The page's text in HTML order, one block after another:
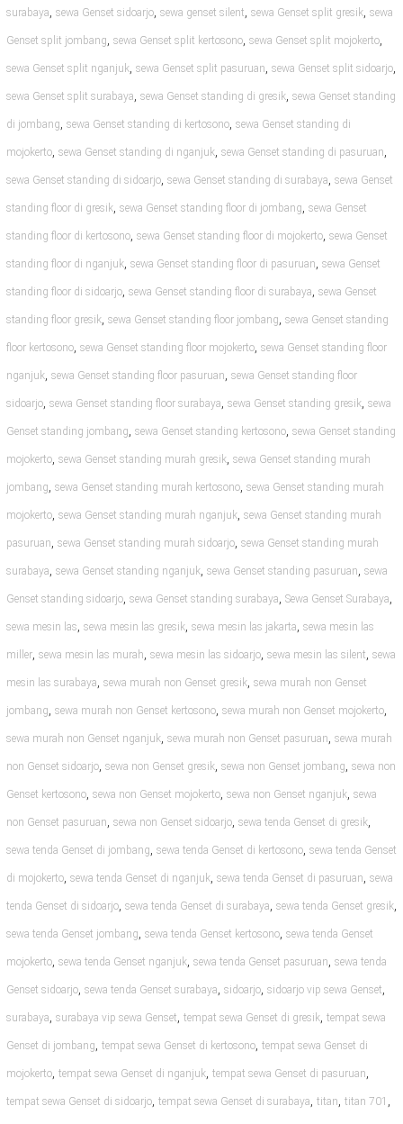
surabaya, sewa Genset sidoarjo, sewa genset silent, sewa Genset split gresik, sewa
Genset split jombang, sewa Genset split kertosono, sewa Genset split mojokerto,
sewa Genset split nganjuk, sewa Genset split pasuruan, sewa Genset split sidoarjo,
sewa Genset split surabaya, sewa Genset standing di gresik, sewa Genset standing
di jombang, sewa Genset standing di kertosono, sewa Genset standing di
mojokerto, sewa Genset standing di nganjuk, sewa Genset standing di pasuruan,
sewa Genset standing di sidoarjo, sewa Genset standing di surabaya, sewa Genset
standing floor di gresik, sewa Genset standing floor di jombang, sewa Genset
standing floor di kertosono, sewa Genset standing floor di mojokerto, sewa Genset
standing floor di nganjuk, sewa Genset standing floor di pasuruan, sewa Genset
standing floor di sidoarjo, sewa Genset standing floor di surabaya, sewa Genset
standing floor gresik, sewa Genset standing floor jombang, sewa Genset standing
floor kertosono, sewa Genset standing floor mojokerto, sewa Genset standing floor
nganjuk, sewa Genset standing floor pasuruan, sewa Genset standing floor
sidoarjo, sewa Genset standing floor surabaya, sewa Genset standing gresik, sewa
Genset standing jombang, sewa Genset standing kertosono, sewa Genset standing
mojokerto, sewa Genset standing murah gresik, sewa Genset standing murah
jombang, sewa Genset standing murah kertosono, sewa Genset standing murah
mojokerto, sewa Genset standing murah nganjuk, sewa Genset standing murah
pasuruan, sewa Genset standing murah sidoarjo, sewa Genset standing murah
surabaya, sewa Genset standing nganjuk, sewa Genset standing pasuruan, sewa
Genset standing sidoarjo, sewa Genset standing surabaya, Sewa Genset Surabaya,
sewa mesin las, sewa mesin las gresik, sewa mesin las jakarta, sewa mesin las
miller, sewa mesin las murah, sewa mesin las sidoarjo, sewa mesin las silent, sewa
mesin las surabaya, sewa murah non Genset gresik, sewa murah non Genset
jombang, sewa murah non Genset kertosono, sewa murah non Genset mojokerto,
sewa murah non Genset nganjuk, sewa murah non Genset pasuruan, sewa murah
non Genset sidoarjo, sewa non Genset gresik, sewa non Genset jombang, sewa non
Genset kertosono, sewa non Genset mojokerto, sewa non Genset nganjuk, sewa
non Genset pasuruan, sewa non Genset sidoarjo, sewa tenda Genset di gresik,
sewa tenda Genset di jombang, sewa tenda Genset di kertosono, sewa tenda Genset
di mojokerto, sewa tenda Genset di nganjuk, sewa tenda Genset di pasuruan, sewa
tenda Genset di sidoarjo, sewa tenda Genset di surabaya, sewa tenda Genset gresik,
sewa tenda Genset jombang, sewa tenda Genset kertosono, sewa tenda Genset
mojokerto, sewa tenda Genset nganjuk, sewa tenda Genset pasuruan, sewa tenda
Genset sidoarjo, sewa tenda Genset surabaya, sidoarjo, sidoarjo vip sewa Genset,
surabaya, surabaya vip sewa Genset, tempat sewa Genset di gresik, tempat sewa
Genset di jombang, tempat sewa Genset di kertosono, tempat sewa Genset di
mojokerto, tempat sewa Genset di nganjuk, tempat sewa Genset di pasuruan,
tempat sewa Genset di sidoarjo, tempat sewa Genset di surabaya, titan, titan 701 ,